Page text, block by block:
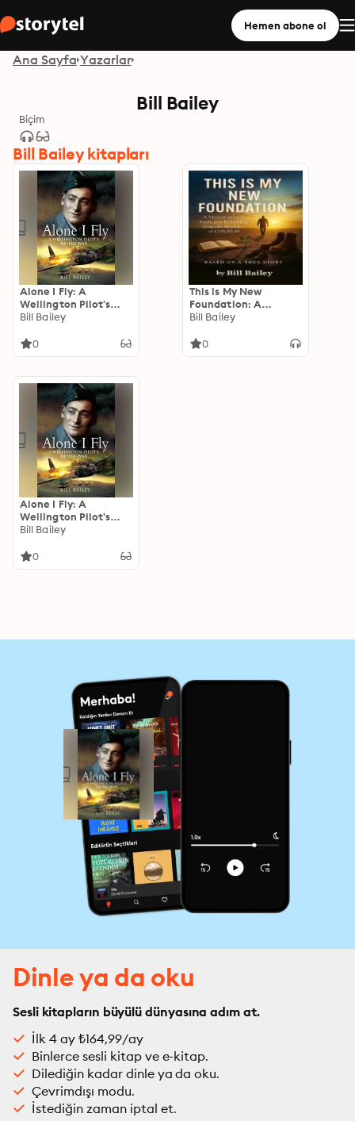
Hemen abone ol
Ana Sayfa Yazarlar
Bill Bailey
Biçim
Bill Bailey kitapları
Alone I Fly: A
Wellington Pilot's
Desert War
Bill Bailey
0
This is My New
Foundation: A
Memoir of Loss, Faith,
Based on a True Story
Bill Bailey
0
Alone I Fly: A
Wellington Pilot's
Desert War
Bill Bailey
0
Dinle ya da oku
Sesli kitapların büyülü dünyasına adım at.
İlk 4 ay ₺164,99/ay
Binlerce sesli kitap ve e-kitap.
Dilediğin kadar dinle ya da oku.
Çevrimdışı modu.
İstediğin zaman iptal et.